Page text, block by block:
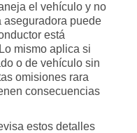
el vehículo y no
aseguradora puede
está
mismo aplica si
o de vehículo sin
omisiones rara
consecuencias
estos detalles